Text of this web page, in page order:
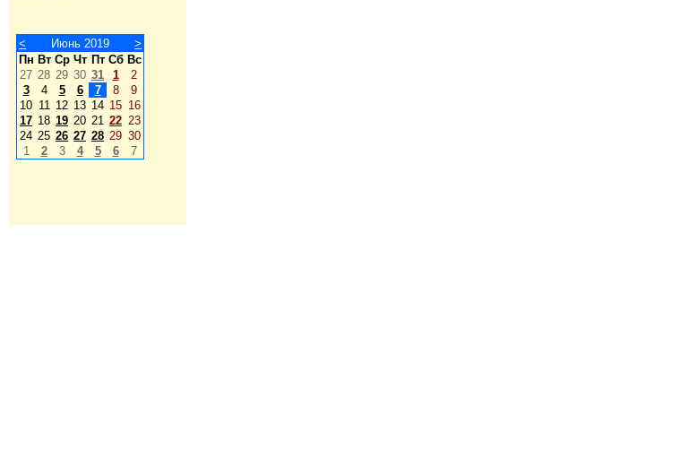
< Июнь 2019
>
Пн Вт Ср Чт Пт Сб Вс
27 28 29 30 31 1
2
3
4 5 6 7 8
9
10 11 12 13 14 15 16
17 18 19 20 21 22 23
24 25 26 27 28 29 30
1
2 3 4 5 6 7